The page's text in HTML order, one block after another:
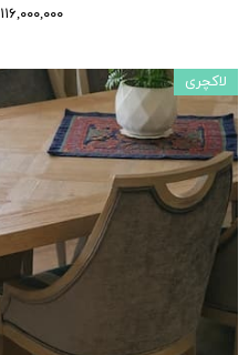
۱۱۶,۰۰۰,۰۰۰ تومان
لاکچری